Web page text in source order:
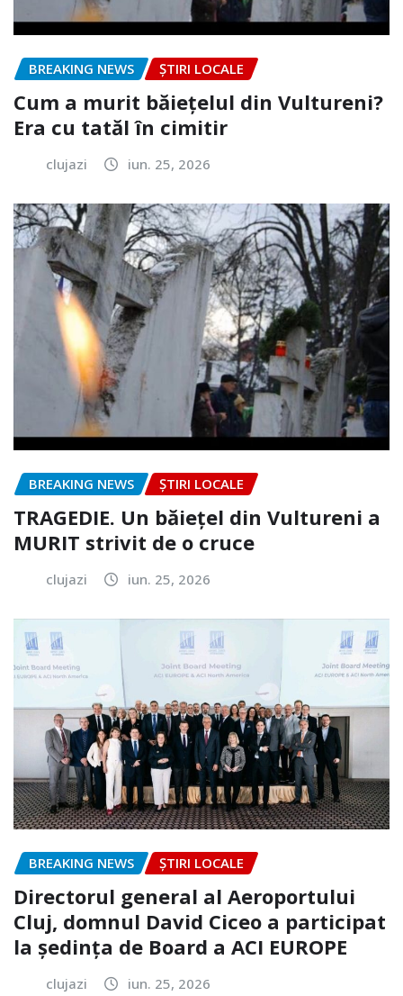
BREAKING NEWS ȘTIRI LOCALE
Cum a murit băiețelul din Vultureni?
Era cu tatăl în cimitir
clujazi iun. 25, 2026
BREAKING NEWS ȘTIRI LOCALE
TRAGEDIE. Un băiețel din Vultureni a
MURIT strivit de o cruce
clujazi iun. 25, 2026
BREAKING NEWS ȘTIRI LOCALE
Directorul general al Aeroportului
Cluj, domnul David Ciceo a participat
la ședința de Board a ACI EUROPE
clujazi iun. 25, 2026